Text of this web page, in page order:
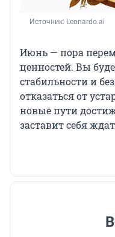
Источник: Leonardo.ai
Июнь — пора
ценностей. Вы
стабильности и
отказаться от
новые пути
заставит себя